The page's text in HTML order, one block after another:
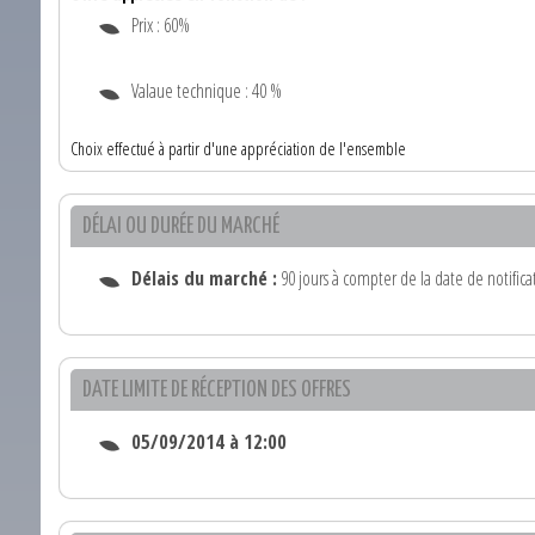
Prix : 60%
Valaue technique : 40 %
Choix effectué à partir d'une appréciation de l'ensemble
DÉLAI OU DURÉE DU MARCHÉ
Délais du marché : 90 jours à compter de la date de
DATE LIMITE DE RÉCEPTION DES OFFRES
05/09/2014 à 12:00